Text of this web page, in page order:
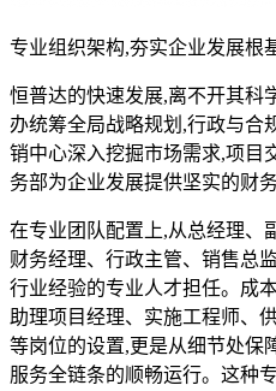
专业组织架构,夯实企业发展根
恒普达的快速发展,离不开其
办统筹全局战略规划,行政与合
销中心深入挖掘市场需求,项目
务部为企业发展提供坚实的财务
在专业团队配置上,从总经理、
财务经理、行政主管、销售总
行业经验的专业人才担任。成
助理项目经理、实施工程师、
等岗位的设置,更是从细节处保
服务全链条的顺畅运行。这种